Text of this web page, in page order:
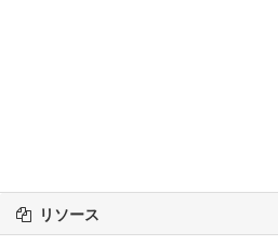
リソース